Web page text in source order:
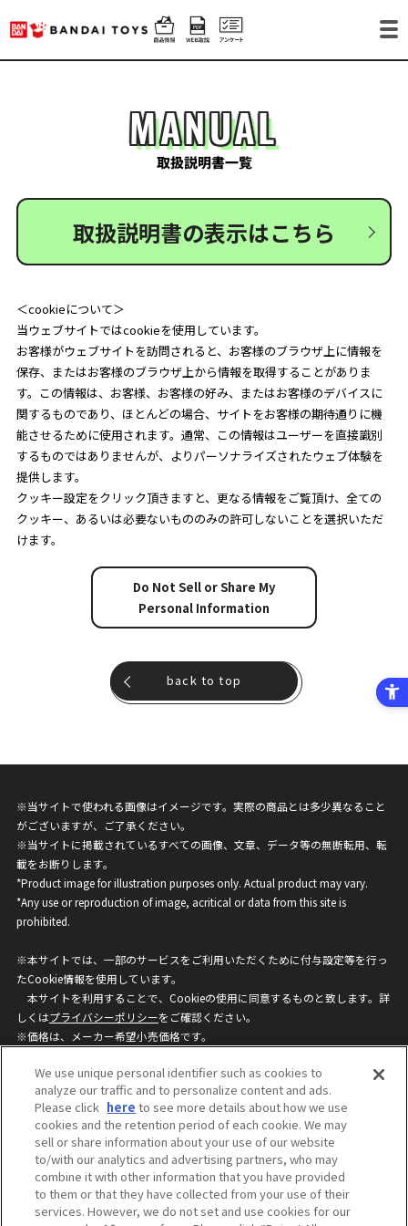
MANUAL
取扱説明書一覧
取扱説明書の表示はこちら
＜cookieについて＞
当ウェブサイトではcookieを使用しています。
お客様がウェブサイトを訪問されると、お客様のブラウザ上に情報を
保存、またはお客様のブラウザ上から情報を取得することがありま
す。この情報は、お客様、お客様の好み、またはお客様のデバイスに
関するものであり、ほとんどの場合、サイトをお客様の期待通りに機
能させるために使用されます。通常、この情報はユーザーを直接識別
するものではありませんが、よりパーソナライズされたウェブ体験を
提供します。
クッキー設定をクリック頂きますと、更なる情報をご覧頂け、全ての
クッキー、あるいは必要ないもののみの許可しないことを選択いただ
けます。
Do Not Sell or Share My
Personal Information
back to top
※当サイトで使われる画像はイメージです。実際の商品とは多少異なること
がございますが、ご了承ください。
※当サイトに掲載されているすべての画像、文章、データ等の無断転用、転
載をお断りします。
*Product image for illustration purposes only. Actual product may vary.
*Any use or reproduction of image, acritical or data from this site is
prohibited.
※本サイトでは、一部のサービスをご利用いただくために付与設定等を行っ
たCookie情報を使用しています。
本サイトを利用することで、Cookieの使用に同意するものと致します。詳
しくはプライバシーポリシーをご確認ください。
※価格は、メーカー希望小売価格です。
ざいますのでご了承ください。
privacypolicy
Do Not Sell or Share My
Personal Information
ウェブサイトご利用条件
ソーシャルメディアポリシー
個人情報保護方針
お問い合わせ
We use unique personal identifier such as cookies to
analyze our traffic and to personalize content and ads.
Please click here to see more details about how we use
cookies and the retention period of each cookie. We may
sell or share information about your use of our website
to/with our analytics and advertising partners, who may
combine it with other information that you have provided
to them or that they have collected from your use of their
services. However, we do not set and use cookies for our